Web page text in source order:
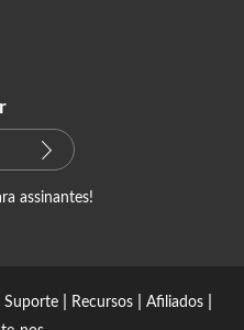
assinantes!
Suporte Recursos Afiliados